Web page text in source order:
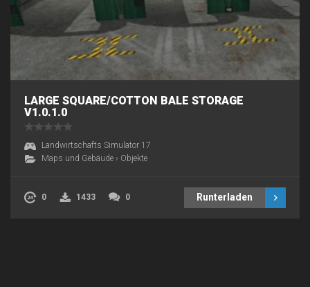
LARGE SQUARE/COTTON BALE STORAGE
V1.0.1.0
Landwirtschafts Simulator 17
Maps und Gebäude › Objekte
0 1433 0 Runterladen